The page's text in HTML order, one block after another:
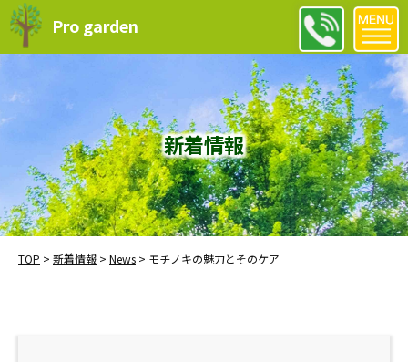
Pro garden
新着情報
TOP > 新着情報 > News > モチノキの魅力とそのケア